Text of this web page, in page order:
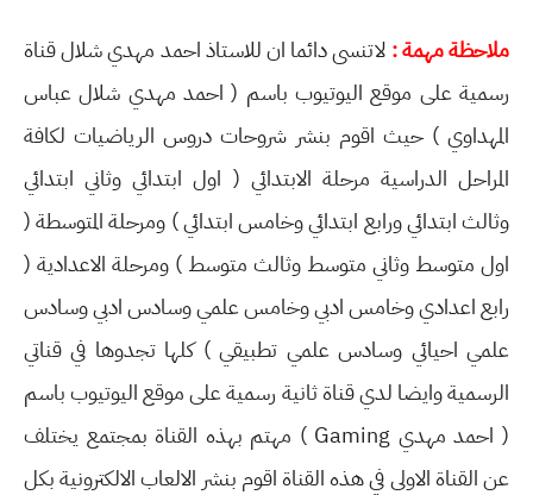
ملاحظة مهمة : لاتنسى دائما ان للاستاذ احمد مهدي شلال قناة
رسمية على موقع اليوتيوب باسم ( احمد مهدي شلال عباس
المهداوي ) حيث اقوم بنشر شروحات دروس الرياضيات لكافة
المراحل الدراسية مرحلة الابتدائي ( اول ابتدائي وثاني ابتدائي
وثالث ابتدائي ورابع ابتدائي وخامس ابتدائي ) ومرحلة المتوسطة (
اول متوسط وثاني متوسط وثالث متوسط ) ومرحلة الاعدادية (
رابع اعدادي وخامس ادبي وخامس علمي وسادس ادبي وسادس
علمي احيائي وسادس علمي تطبيقي ) كلها تجدوها في قناتي
الرسمية وايضا لدي قناة ثانية رسمية على موقع اليوتيوب باسم
( احمد مهدي Gaming ) مهتم بهذه القناة بمجتمع يختلف
عن القناة الاولى في هذه القناة اقوم بنشر الالعاب الالكترونية بكل